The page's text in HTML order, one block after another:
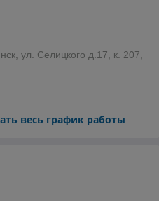
ул. Селицкого д.17, к. 207,
весь график работы